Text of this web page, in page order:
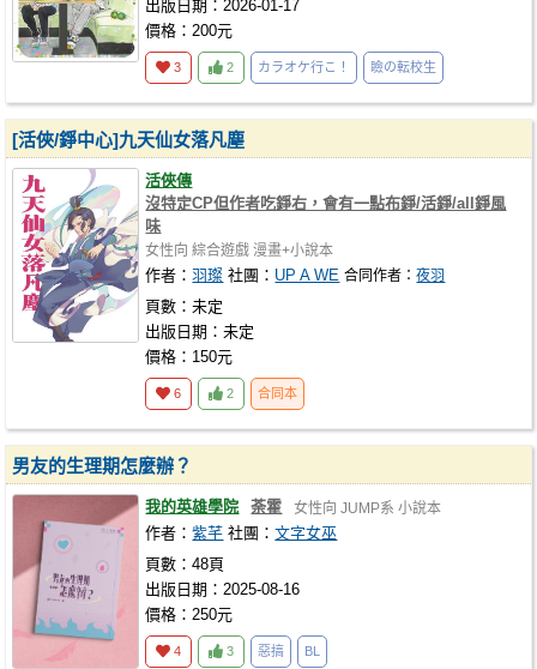
出版日期：2026-01-17
價格：200元
3 2 カラオケ行こ！ 瞼の転校生
[活俠/錚中心]九天仙女落凡塵
活俠傳
沒特定CP但作者吃錚右，會有一點布錚/活錚/all錚風
味
女性向 綜合遊戲 漫畫+小說本
作者：羽璨 社團： UP A WE 合同作者：夜羽
頁數：未定
出版日期：未定
價格：150元
6 2 合同本
男友的生理期怎麼辦？
我的英雄學院 荼霍 女性向 JUMP系 小說本
作者：紫芊 社團：文字女巫
頁數：48頁
出版日期：2025-08-16
價格：250元
4 3 惡搞 BL